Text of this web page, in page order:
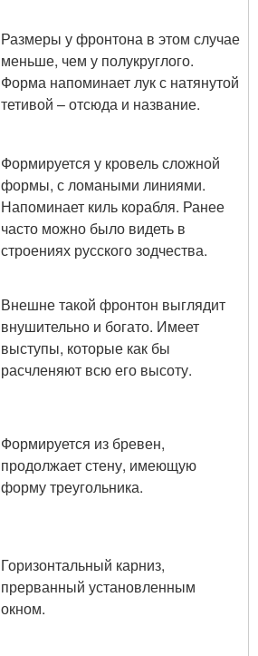
Размеры у фронтона в этом случае
меньше, чем у полукруглого.
Форма напоминает лук с натянутой
тетивой – отсюда и название.
Формируется у кровель сложной
формы, с ломаными линиями.
Напоминает киль корабля. Ранее
часто можно было видеть в
строениях русского зодчества.
Внешне такой фронтон выглядит
внушительно и богато. Имеет
выступы, которые как бы
расчленяют всю его высоту.
Формируется из бревен,
продолжает стену, имеющую
форму треугольника.
Горизонтальный карниз,
прерванный установленным
окном.